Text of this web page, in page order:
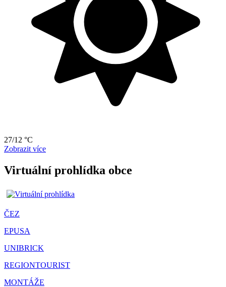
27/12 °C
Zobrazit více
Virtuální prohlídka obce
ČEZ
EPUSA
UNIBRICK
REGIONTOURIST
MONTÁŽE